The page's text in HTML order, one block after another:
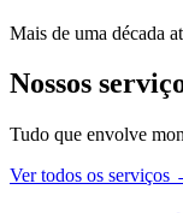
Mais de uma década
Nossos
Tudo que envolve
Ver todos os serviços